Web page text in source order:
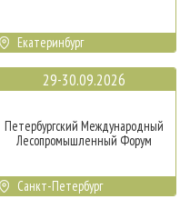
Екатеринбург
29-30.09.2026
Петербургский Международный
Лесопромышленный Форум
Санкт-Петербург